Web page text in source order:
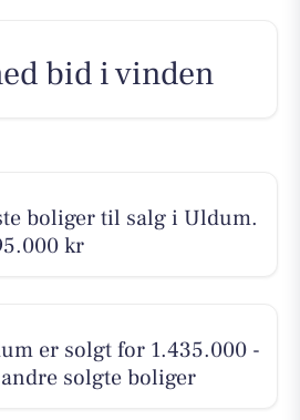
bid i vinden
boliger til salg i Uldum.
kr
er solgt for 1.435.000 -
solgte boliger